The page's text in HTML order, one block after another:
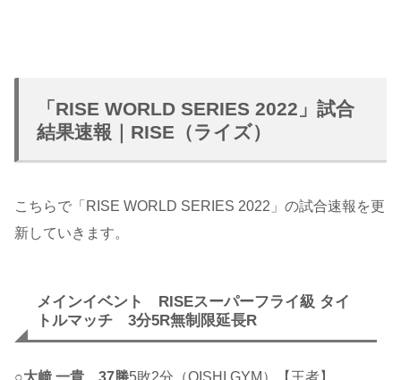
「RISE WORLD SERIES 2022」試合
結果速報｜RISE（ライズ）
こちらで「RISE WORLD SERIES 2022」の試合速報を更
新していきます。
メインイベント RISEスーパーフライ級 タイ
トルマッチ 3分5R無制限延長R
大﨑 一貴 37勝5敗2分（OISHI GYM）【王者】